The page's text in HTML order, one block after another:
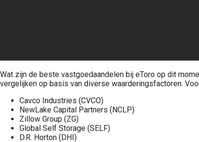
Wat zijn de beste vastgoedaandelen bij eToro op dit
vergelijken op basis van diverse waarderingsfactoren.
Cavco Industries (CVCO)
NewLake Capital Partners (NCLP)
Zillow Group (ZG)
Global Self Storage (SELF)
D.R. Horton (DHI)